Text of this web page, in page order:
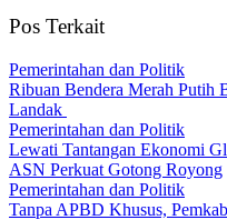
Pos Terkait
Pemerintahan dan Politik
Ribuan Bendera Merah Putih
Landak
Pemerintahan dan Politik
Lewati Tantangan Ekonomi
ASN Perkuat Gotong Royong
Pemerintahan dan Politik
Tanpa APBD Khusus,